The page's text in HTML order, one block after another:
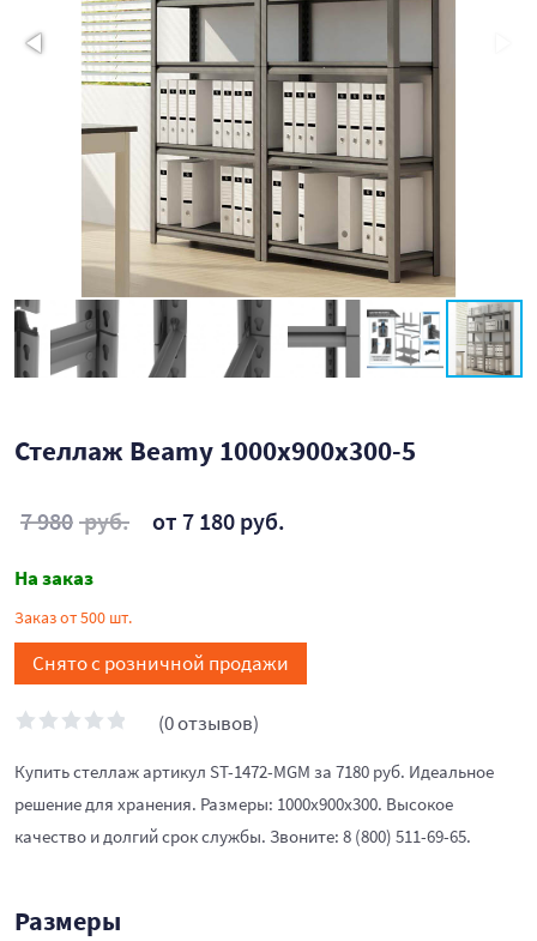
Стеллаж Beamy 1000x900x300-5
7 980 руб. от 7 180 руб.
На заказ
Заказ от 500 шт.
Снято с розничной продажи
(0 отзывов)
Купить стеллаж артикул ST-1472-MGM за 7180 руб. Идеальное
решение для хранения. Размеры: 1000x900x300. Высокое
качество и долгий срок службы. Звоните: 8 (800) 511-69-65.
Размеры